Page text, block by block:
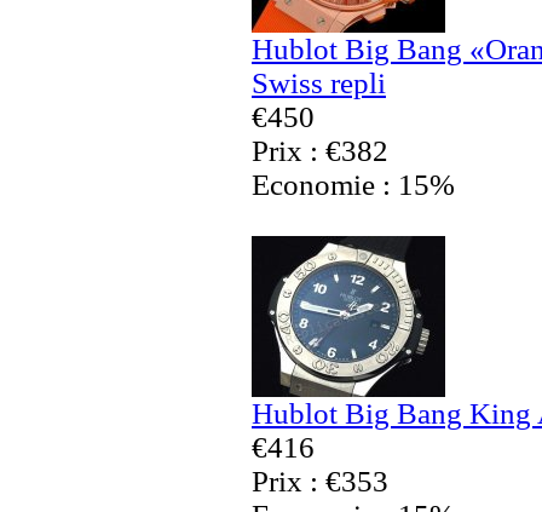
Hublot Big Bang
Swiss repli
€450
Prix : €382
Economie : 15%
Hublot Big Bang King
€416
Prix : €353